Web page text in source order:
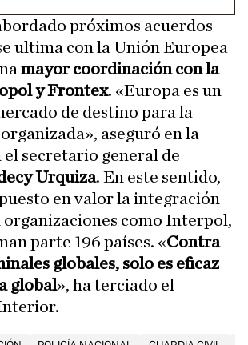
próximos acuerdos
ultima con la Unión Europea
mayor coordinación con la
y Frontex. «Europa es un
de destino para la
aseguró en la
secretario general de
Urquiza. En este sentido,
en valor la integración
organizaciones como Interpol,
parte 196 países. «Contra
globales, solo es eficaz
global», ha terciado el